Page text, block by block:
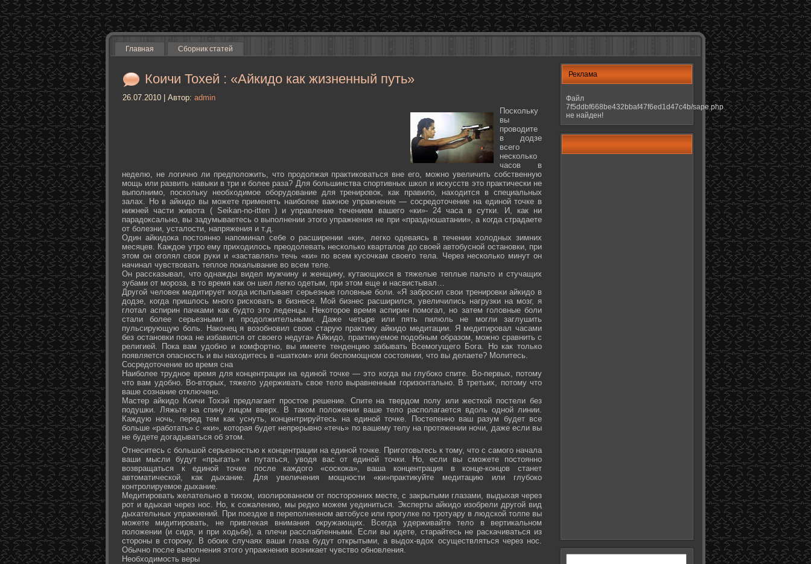
Главная Сборник статей
Коичи Тохей : «Айкидо как жизненный путь»
26.07.2010 | Автор: admin
Поскольку
вы
проводите
в додзе
всего
несколько
часов в
неделю, не логично ли предположить, что продолжая практиковаться вне его, можно увеличить собственную
мощь или развить навыки в три и более раза? Для большинства спортивных школ и искусств это практически не
выполнимо, поскольку необходимое оборудование для тренировок, как правило, находится в специальных
залах. Но в айкидо вы можете применять наиболее важное упражнение — сосредоточение на единой точке в
нижней части живота ( Seikan-­no-­itten ) и управление течением вашего «ки»- 24 часа в сутки. И, как ни
парадоксально, вы задумываетесь о выполнении этого упражнения не при «праздношатании», а когда страдаете
от болезни, усталости, напряжения и т.д.
Один айкидока постоянно напоминал себе о расширении «ки», легко одеваясь в течении холодных зимних
месяцев. Каждое утро ему приходилось преодолевать несколько кварталов до своей автобусной остановки, при
этом он оголял свои руки и «заставлял» течь «ки» по всем кусочкам своего тела. Через несколько минут он
начинал чувствовать теплое покалывание во всем теле.
Он рассказывал, что однажды видел мужчину и женщину, кутающихся в тяжелые теплые пальто и стучащих
зубами от мороза, в то время как он шел легко одетым, при этом еще и насвистывал…
Другой человек медитирует когда испытывает серьезные головные боли. «Я забросил свои тренировки айкидо в
додзе, когда пришлось много рисковать в бизнесе. Мой бизнес расширился, увеличились нагрузки на мозг, я
глотал аспирин пачками как будто это леденцы. Некоторое время аспирин помогал, но затем головные боли
стали более серьезными и продолжительными. Даже четыре или пять пилюль не могли заглушить
пульсирующую боль. Наконец я возобновил свою старую практику айкидо медитации. Я медитировал часами
без остановки пока не избавился от своего недуга» Айкидо, практикуемое подобным образом, можно сравнить с
религией. Пока вам удобно и комфортно, вы имеете тенденцию забывать Всемогущего Бога. Но как только
появляется опасность и вы находитесь в «шатком» или беспомощном состоянии, что вы делаете? Молитесь.
Сосредоточение во время сна
Наиболее трудное время для концентрации на единой точке — это когда вы глубоко спите. Во-первых, потому
что вам удобно. Во-вторых, тяжело удерживать свое тело выравненным горизонтально. В третьих, потому что
ваше сознание отключено.
Мастер айкидо Коичи Тохэй предлагает простое решение. Спите на твердом полу или жесткой постели без
подушки. Ляжьте на спину лицом вверх. В таком положении ваше тело располагается вдоль одной линии.
Каждую ночь, перед тем как уснуть, концентрируйтесь на единой точке. Постепенно ваш разум будет все
больше «работать» с «ки», которая будет непрерывно «течь» по вашему телу на протяжении ночи, даже если вы
не будете догадываться об этом.
Отнеситесь с большой серьезностью к концентрации на единой точке. Приготовьтесь к тому, что с самого начала
ваши мысли будут «прыгать» и путаться, уводя вас от единой точки. Но, если вы сможете постоянно
возвращаться к единой точке после каждого «соскока», ваша концентрация в конце-концов станет
автоматической, как дыхание. Для увеличения мощности «ки»практикуйте медитацию или глубоко
контролируемое дыхание.
Медитировать желательно в тихом, изолированном от посторонних месте, с закрытыми глазами, выдыхая через
рот и вдыхая через нос. Но, к сожалению, мы редко можем уединиться. Эксперты айкидо изобрели другой вид
дыхательных упражнений. При поездке в переполненном автобусе или прогулке по тротуару в людской толпе вы
можете мидитировать, не привлекая внимания окружающих. Всегда удерживайте тело в вертикальном
положении (и сидя, и при ходьбе), а плечи расслабленными. Если вы идете, старайтесь не раскачиваться из
стороны в сторону. В обоих случаях ваши глаза будут открытыми, а выдох-вдох осуществляться через нос.
Обычно после выполнения этого упражнения возникает чувство обновления.
Необходимость веры
Реклама
Файл
7f5ddbf668be432bbaf47f6ed1d47c4b/sape.php
не найден!